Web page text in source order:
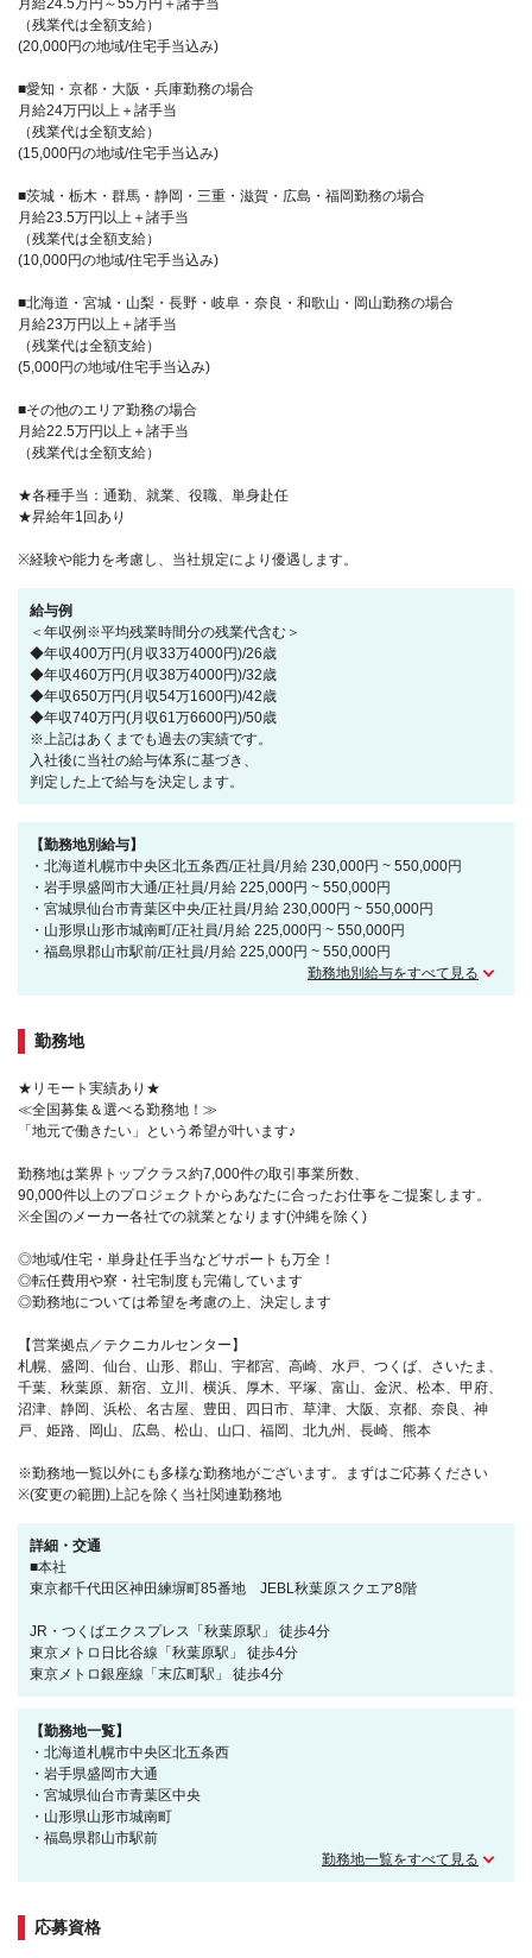
月給24.5万円～55万円＋諸手当
（残業代は全額支給）
(20,000円の地域/住宅手当込み)
■愛知・京都・大阪・兵庫勤務の場合
月給24万円以上＋諸手当
（残業代は全額支給）
(15,000円の地域/住宅手当込み)
■茨城・栃木・群馬・静岡・三重・滋賀・広島・福岡勤務の場合
月給23.5万円以上＋諸手当
（残業代は全額支給）
(10,000円の地域/住宅手当込み)
■北海道・宮城・山梨・長野・岐阜・奈良・和歌山・岡山勤務の場合
月給23万円以上＋諸手当
（残業代は全額支給）
(5,000円の地域/住宅手当込み)
■その他のエリア勤務の場合
月給22.5万円以上＋諸手当
（残業代は全額支給）
★各種手当：通勤、就業、役職、単身赴任
★昇給年1回あり
※経験や能力を考慮し、当社規定により優遇します。
給与例
＜年収例※平均残業時間分の残業代含む＞
◆年収400万円(月収33万4000円)/26歳
◆年収460万円(月収38万4000円)/32歳
◆年収650万円(月収54万1600円)/42歳
◆年収740万円(月収61万6600円)/50歳
※上記はあくまでも過去の実績です。
入社後に当社の給与体系に基づき、
判定した上で給与を決定します。
【勤務地別給与】
・北海道札幌市中央区北五条西/正社員/月給 230,000円 ~ 550,000円
・岩手県盛岡市大通/正社員/月給 225,000円 ~ 550,000円
・宮城県仙台市青葉区中央/正社員/月給 230,000円 ~ 550,000円
・山形県山形市城南町/正社員/月給 225,000円 ~ 550,000円
・福島県郡山市駅前/正社員/月給 225,000円 ~ 550,000円
勤務地別給与をすべて見る
勤務地
★リモート実績あり★
≪全国募集＆選べる勤務地！≫
「地元で働きたい」という希望が叶います♪
勤務地は業界トップクラス約7,000件の取引事業所数、
90,000件以上のプロジェクトからあなたに合ったお仕事をご提案します。
※全国のメーカー各社での就業となります(沖縄を除く)
◎地域/住宅・単身赴任手当などサポートも万全！
◎転任費用や寮・社宅制度も完備しています
◎勤務地については希望を考慮の上、決定します
【営業拠点／テクニカルセンター】
札幌、盛岡、仙台、山形、郡山、宇都宮、高崎、水戸、つくば、さいたま、
千葉、秋葉原、新宿、立川、横浜、厚木、平塚、富山、金沢、松本、甲府、
沼津、静岡、浜松、名古屋、豊田、四日市、草津、大阪、京都、奈良、神
戸、姫路、岡山、広島、松山、山口、福岡、北九州、長崎、熊本
※勤務地一覧以外にも多様な勤務地がございます。まずはご応募ください
※(変更の範囲)上記を除く当社関連勤務地
詳細・交通
■本社
東京都千代田区神田練塀町85番地 JEBL秋葉原スクエア8階
JR・つくばエクスプレス「秋葉原駅」 徒歩4分
東京メトロ日比谷線「秋葉原駅」 徒歩4分
東京メトロ銀座線「末広町駅」 徒歩4分
【勤務地一覧】
・北海道札幌市中央区北五条西
・岩手県盛岡市大通
・宮城県仙台市青葉区中央
・山形県山形市城南町
・福島県郡山市駅前
勤務地一覧をすべて見る
応募資格